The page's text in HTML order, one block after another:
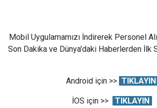
Mobil Uygulamamızı İndirerek Personel
Son Dakika ve Dünya'daki Haberlerden İlk
Android için >> TIKLAYIN
İOS için >> TIKLAYIN